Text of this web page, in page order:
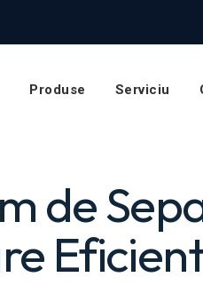
Produse Serviciu
de